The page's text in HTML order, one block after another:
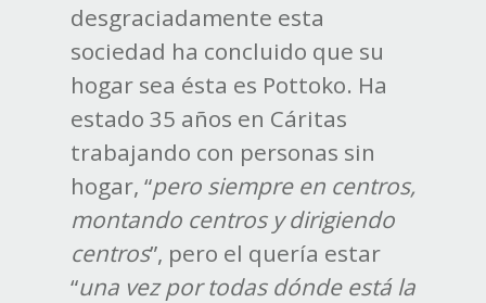
desgraciadamente esta
sociedad ha concluido que su
hogar sea ésta es Pottoko. Ha
estado 35 años en Cáritas
trabajando con personas sin
hogar, “pero siempre en centros,
montando centros y dirigiendo
centros”, pero el quería estar
“una vez por todas dónde está la